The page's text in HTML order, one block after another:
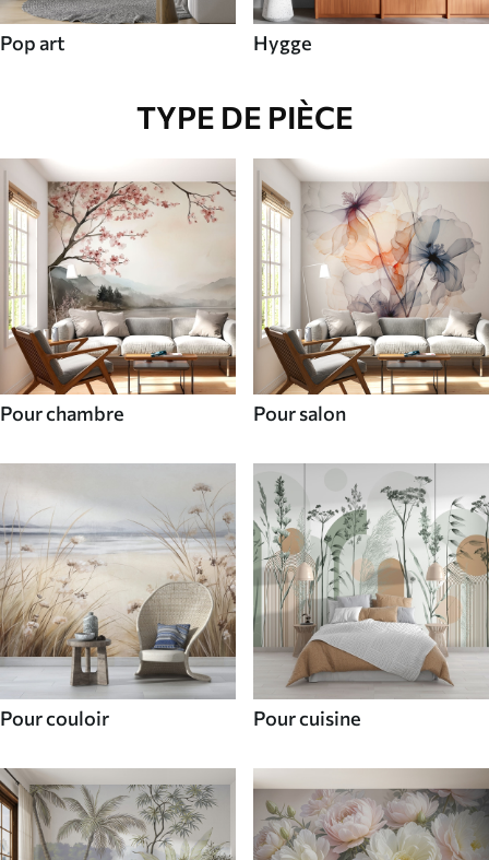
Pop art Hygge
TYPE DE PIÈCE
Pour chambre Pour salon
Pour couloir Pour cuisine